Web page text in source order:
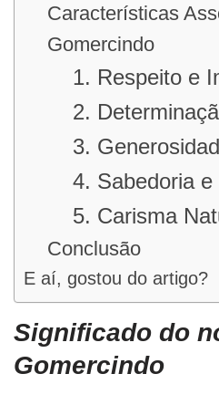
Características
Gomercindo
1. Respeito e
2.
3.
4. Sabedoria
5. Carisma
Conclusão
E aí, gostou do artigo?
Significado do
Gomercindo